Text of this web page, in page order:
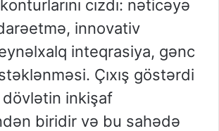
cızdı: nəticəyə
innovativ
inteqrasiya, gənc
Çıxış göstərdi
dövlətin inkişaf
biridir və bu sahədə